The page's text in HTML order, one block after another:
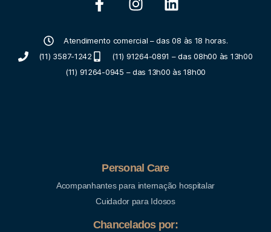
Atendimento comercial – das 08 às 18 horas.
(11) 3587-1242
(11) 91264-0891 – das 08h00 às 13h00
(11) 91264-0945 – das 13h00 às 18h00
Personal Care
Acompanhantes para internação hospitalar
Cuidador para Idosos
Chancelados por: